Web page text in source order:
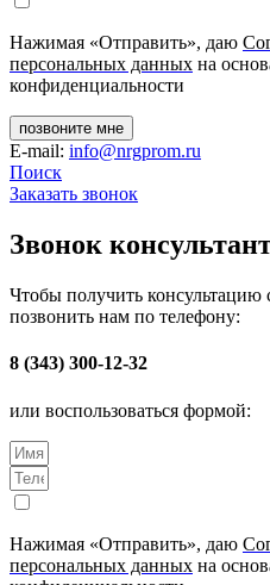
Нажимая «Отправить», даю
персональных данных на
конфиденциальности
позвоните мне
E-mail: info@nrgprom.ru
Поиск
Заказать звонок
Звонок
Чтобы получить консультацию
позвонить нам по телефону:
8 (343) 300-12-32
или воспользоваться формой:
Нажимая «Отправить», даю
персональных данных на